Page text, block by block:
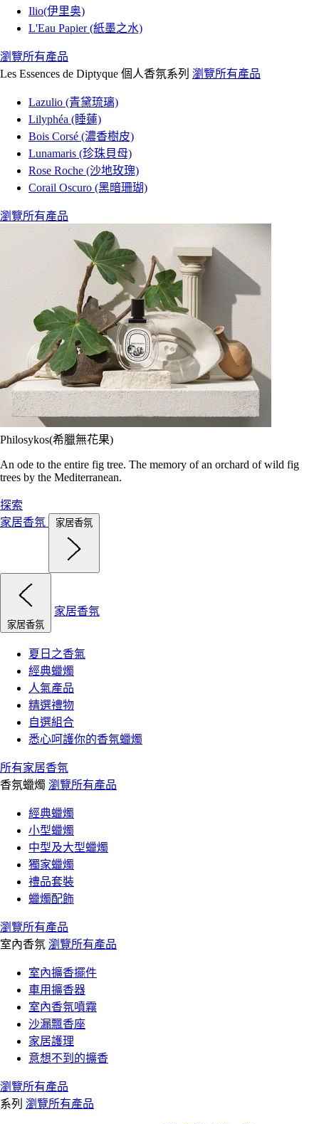
Ilio(伊里奥)
L'Eau Papier (紙墨之水)
瀏覽所有產品
Les Essences de Diptyque 個人香氛系列 瀏覽所有產品
Lazulio (青黛琉璃)
Lilyphéa (睡蓮)
Bois Corsé (濃香樹皮)
Lunamaris (珍珠貝母)
Rose Roche (沙地玫瑰)
Corail Oscuro (黑暗珊瑚)
瀏覽所有產品
Philosykos(希臘無花果)
An ode to the entire fig tree. The memory of an orchard of wild fig
trees by the Mediterranean.
探索
家居香氛
家居香氛
家居香氛
家居香氛
夏日之香氣
經典蠟燭
人氣產品
精選禮物
自選組合
悉心呵護你的香氛蠟燭
所有家居香氛
香氛蠟燭 瀏覽所有產品
經典蠟燭
小型蠟燭
中型及大型蠟燭
獨家蠟燭
禮品套裝
蠟燭配飾
瀏覽所有產品
室內香氛 瀏覽所有產品
室內擴香擺件
車用擴香器
室內香氛噴霧
沙漏飄香座
家居護理
意想不到的擴香
瀏覽所有產品
系列 瀏覽所有產品